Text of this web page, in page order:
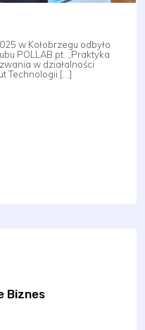
w Kołobrzegu odbyło
POLLAB pt. „Praktyka
w działalności
Technologii […]
Biznes